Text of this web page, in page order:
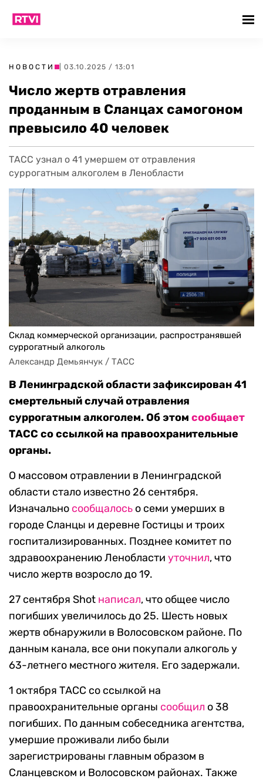
НОВОСТИ | 03.10.2025 / 13:01
Число жертв отравления
проданным в Сланцах самогоном
превысило 40 человек
ТАСС узнал о 41 умершем от отравления
суррогатным алкоголем в Ленобласти
Склад коммерческой организации, распространявшей
суррогатный алкоголь
Александр Демьянчук / ТАСС
В Ленинградской области зафиксирован 41
смертельный случай отравления
суррогатным алкоголем. Об этом сообщает
ТАСС со ссылкой на правоохранительные
органы.
О массовом отравлении в Ленинградской
области стало известно 26 сентября.
Изначально сообщалось о семи умерших в
городе Сланцы и деревне Гостицы и троих
госпитализированных. Позднее комитет по
здравоохранению Ленобласти уточнил, что
число жертв возросло до 19.
27 сентября Shot написал, что общее число
погибших увеличилось до 25. Шесть новых
жертв обнаружили в Волосовском районе. По
данным канала, все они покупали алкоголь у
63-летнего местного жителя. Его задержали.
1 октября ТАСС со ссылкой на
правоохранительные органы сообщил о 38
погибших. По данным собеседника агентства,
умершие проживали либо были
зарегистрированы главным образом в
Сланцевском и Волосовском районах. Также